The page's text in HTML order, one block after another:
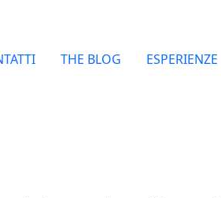
THE BLOG ESPERIENZE